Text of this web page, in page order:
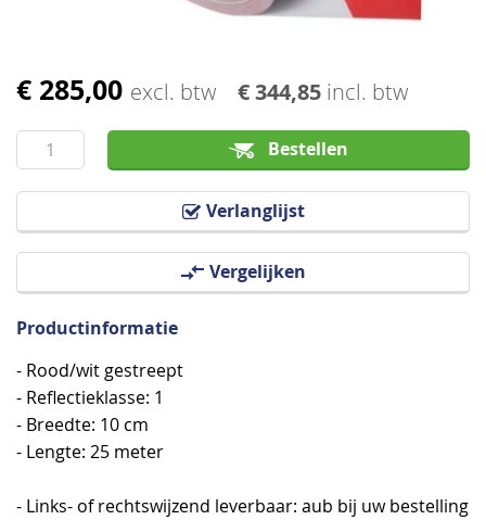
€ 285,00 excl. btw € 344,85 incl. btw
Bestellen
Verlanglijst
Vergelijken
Ga
het
begin
van
Productinformatie
- Rood/wit gestreept
- Reflectieklasse: 1
- Breedte: 10 cm
- Lengte: 25 meter
- Links- of rechtswijzend leverbaar: aub bij uw bestelling